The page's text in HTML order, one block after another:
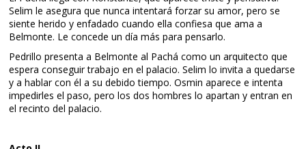
Selim le asegura que nunca intentará forzar su amor, pero se
siente herido y enfadado cuando ella confiesa que ama a
Belmonte. Le concede un día más para pensarlo.
Pedrillo presenta a Belmonte al Pachá como un arquitecto que
espera conseguir trabajo en el palacio. Selim lo invita a quedarse
y a hablar con él a su debido tiempo. Osmin aparece e intenta
impedirles el paso, pero los dos hombres lo apartan y entran en
el recinto del palacio.